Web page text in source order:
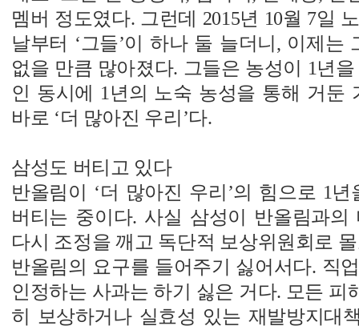
멤버 정도였다. 그런데 2015년 10월 7일
날부터 ‘그들’이 하나 둘 늘더니, 이제는
없을 만큼 많아졌다. 그들은 농성이 1년
인 동시에 1년의 노숙 농성을 통해 거둔
바로 ‘더 많아진 우리’다.
삼성도 버티고 있다
반올림이 ‘더 많아진 우리’의 힘으로 1
버티는 중이다. 사실 삼성이 반올림과의
다시 조정을 깨고 독단적 보상위원회로
반올림의 요구를 들어주기 싫어서다. 직
인정하는 사과는 하기 싫은 거다. 모든 피
히 보상하거나 실효성 있는 재발방지대